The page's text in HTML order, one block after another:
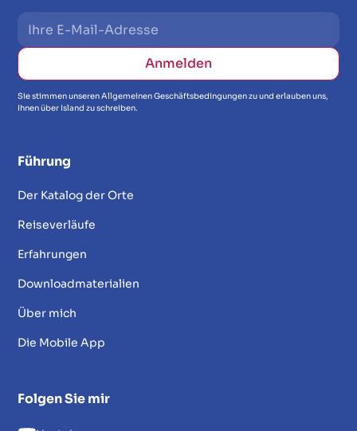
Sie stimmen unseren Allgemeinen Geschäftsbedingungen zu und erlauben uns,
Ihnen über Island zu schreiben.
Führung
Der Katalog der Orte
Reiseverläufe
Erfahrungen
Downloadmaterialien
Über mich
Die Mobile App
Folgen Sie mir